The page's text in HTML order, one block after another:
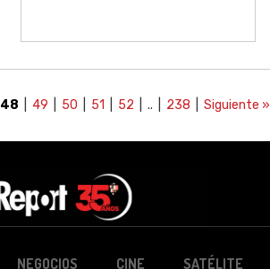
48 49 50 51 52 | .. | 238 Siguiente »
NEGOCIOS CINE SATÉLITE